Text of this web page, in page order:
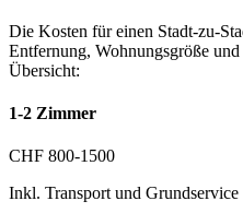
Die Kosten für einen Stadt-zu-
Entfernung, Wohnungsgröße
Übersicht:
1-2 Zimmer
CHF 800-1500
Inkl. Transport und Grundservice